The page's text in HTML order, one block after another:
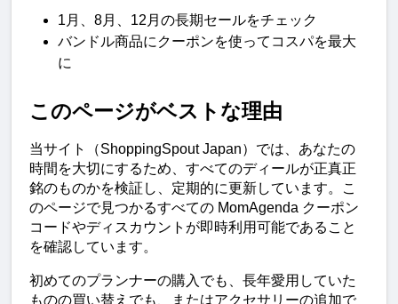
1月、8月、12月の長期セールをチェック
バンドル商品にクーポンを使ってコスパを最大
に
このページがベストな理由
当サイト（ShoppingSpout Japan）では、あなたの
時間を大切にするため、すべてのディールが正真正
銘のものかを検証し、定期的に更新しています。こ
のページで見つかるすべての MomAgenda クーポン
コードやディスカウントが即時利用可能であること
を確認しています。
初めてのプランナーの購入でも、長年愛用していた
ものの買い替えでも、またはアクセサリーの追加で